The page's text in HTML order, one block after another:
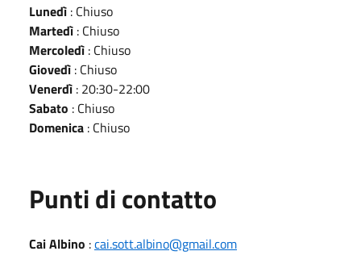
Lunedì : Chiuso
Martedì : Chiuso
Mercoledì : Chiuso
Giovedì : Chiuso
Venerdì : 20:30-22:00
Sabato : Chiuso
Domenica : Chiuso
Punti di contatto
Cai Albino :cai.sott.albino@gmail.com